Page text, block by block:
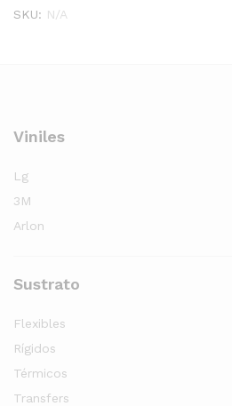
SKU: N/A
Viniles
Lg
3M
Arlon
Sustrato
Flexibles
Rígidos
Térmicos
Transfers